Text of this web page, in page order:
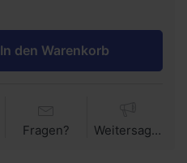
In den Warenkorb
Fragen? Weitersagen